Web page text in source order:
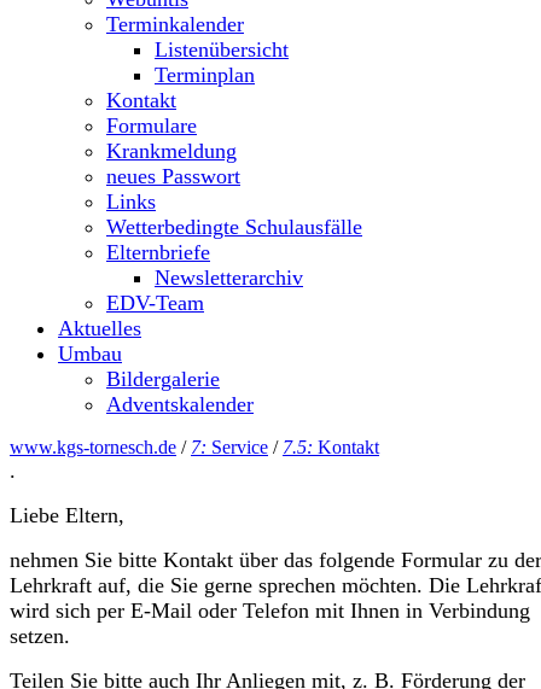
Terminkalender
Listenübersicht
Terminplan
Kontakt
Formulare
Krankmeldung
neues Passwort
Links
Wetterbedingte Schulausfälle
Elternbriefe
Newsletterarchiv
EDV-Team
Aktuelles
Umbau
Bildergalerie
Adventskalender
www.kgs-tornesch.de / 7: Service / 7.5: Kontakt
.
Liebe Eltern,
nehmen Sie bitte Kontakt über das folgende Formular zu der
Lehrkraft auf, die Sie gerne sprechen möchten. Die
wird sich per E-Mail oder Telefon mit Ihnen in Verbindung
setzen.
Teilen Sie bitte auch Ihr Anliegen mit, z. B. Förderung der